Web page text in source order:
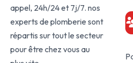
appel, 24h/24 et 7j/7. nos
experts de plomberie sont
répartis sur tout le secteur
pour être chez vous au